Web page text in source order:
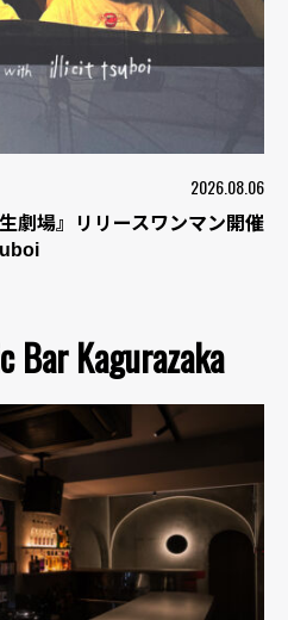
2026.08.06
劇場』リリースワンマン開催
Bar Kagurazaka